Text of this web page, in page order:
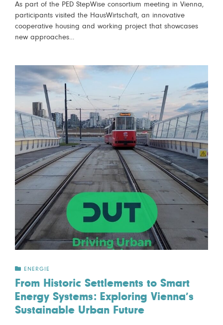
As part of the PED StepWise consortium meeting in Vienna,
participants visited the HausWirtschaft, an innovative
cooperative housing and working project that showcases
new approaches…
ENERGIE
From Historic Settlements to Smart
Energy Systems: Exploring Vienna’s
Sustainable Urban Future